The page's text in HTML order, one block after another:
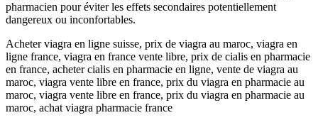
pharmacien pour éviter les effets secondaires potentiellement
dangereux ou inconfortables.
Acheter viagra en ligne suisse, prix de viagra au maroc, viagra en
ligne france, viagra en france vente libre, prix de cialis en pharmacie
en france, acheter cialis en pharmacie en ligne, vente de viagra au
maroc, viagra vente libre en france, prix du viagra en pharmacie au
maroc, viagra vente libre en france, prix du viagra en pharmacie au
maroc, achat viagra pharmacie france